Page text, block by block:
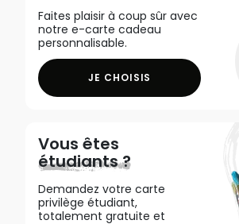
Faites plaisir à coup sûr avec
notre e-carte cadeau
personnalisable.
JE CHOISIS
Vous êtes
étudiants ?
Demandez votre carte
privilège étudiant,
totalement gratuite et